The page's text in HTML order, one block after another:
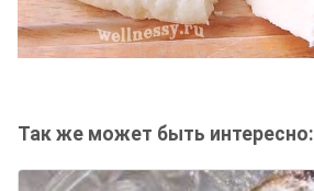
Так же может быть интересно: